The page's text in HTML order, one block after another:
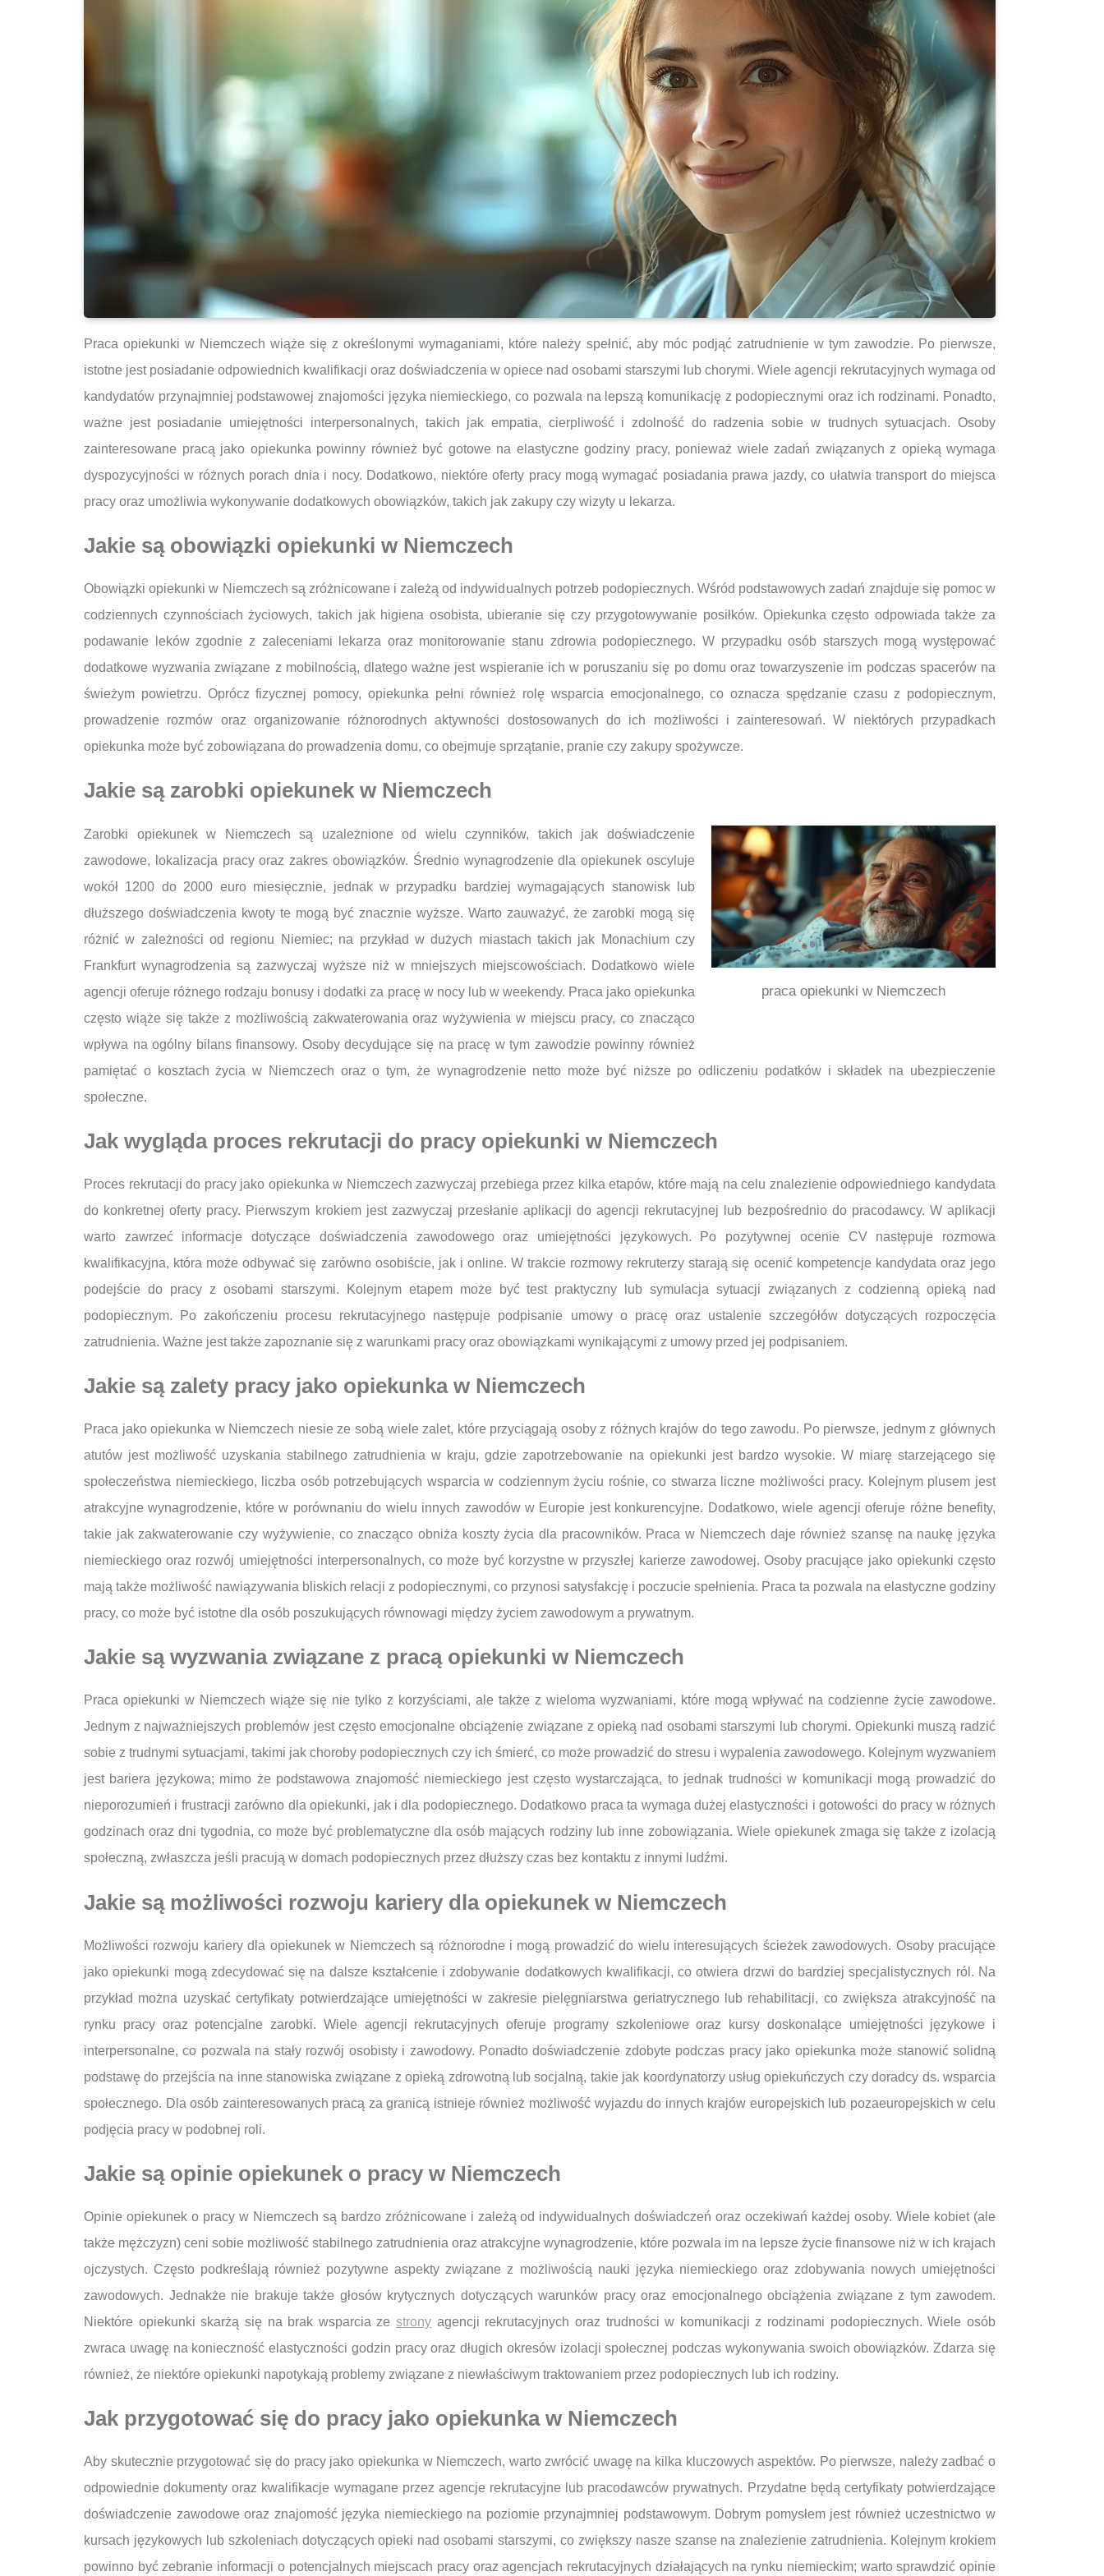
Praca opiekunki w Niemczech wiąże się z określonymi wymaganiami, które należy spełnić, aby móc podjąć zatrudnienie w tym zawodzie. Po pierwsze,
istotne jest posiadanie odpowiednich kwalifikacji oraz doświadczenia w opiece nad osobami starszymi lub chorymi. Wiele agencji rekrutacyjnych wymaga od
kandydatów przynajmniej podstawowej znajomości języka niemieckiego, co pozwala na lepszą komunikację z podopiecznymi oraz ich rodzinami. Ponadto,
ważne jest posiadanie umiejętności interpersonalnych, takich jak empatia, cierpliwość i zdolność do radzenia sobie w trudnych sytuacjach. Osoby
zainteresowane pracą jako opiekunka powinny również być gotowe na elastyczne godziny pracy, ponieważ wiele zadań związanych z opieką wymaga
dyspozycyjności w różnych porach dnia i nocy. Dodatkowo, niektóre oferty pracy mogą wymagać posiadania prawa jazdy, co ułatwia transport do miejsca
pracy oraz umożliwia wykonywanie dodatkowych obowiązków, takich jak zakupy czy wizyty u lekarza.
Jakie są obowiązki opiekunki w Niemczech
Obowiązki opiekunki w Niemczech są zróżnicowane i zależą od indywidualnych potrzeb podopiecznych. Wśród podstawowych zadań znajduje się pomoc w
codziennych czynnościach życiowych, takich jak higiena osobista, ubieranie się czy przygotowywanie posiłków. Opiekunka często odpowiada także za
podawanie leków zgodnie z zaleceniami lekarza oraz monitorowanie stanu zdrowia podopiecznego. W przypadku osób starszych mogą występować
dodatkowe wyzwania związane z mobilnością, dlatego ważne jest wspieranie ich w poruszaniu się po domu oraz towarzyszenie im podczas spacerów na
świeżym powietrzu. Oprócz fizycznej pomocy, opiekunka pełni również rolę wsparcia emocjonalnego, co oznacza spędzanie czasu z podopiecznym,
prowadzenie rozmów oraz organizowanie różnorodnych aktywności dostosowanych do ich możliwości i zainteresowań. W niektórych przypadkach
opiekunka może być zobowiązana do prowadzenia domu, co obejmuje sprzątanie, pranie czy zakupy spożywcze.
Jakie są zarobki opiekunek w Niemczech
praca opiekunki w Niemczech
Zarobki opiekunek w Niemczech są uzależnione od wielu czynników, takich jak doświadczenie
zawodowe, lokalizacja pracy oraz zakres obowiązków. Średnio wynagrodzenie dla opiekunek oscyluje
wokół 1200 do 2000 euro miesięcznie, jednak w przypadku bardziej wymagających stanowisk lub
dłuższego doświadczenia kwoty te mogą być znacznie wyższe. Warto zauważyć, że zarobki mogą się
różnić w zależności od regionu Niemiec; na przykład w dużych miastach takich jak Monachium czy
Frankfurt wynagrodzenia są zazwyczaj wyższe niż w mniejszych miejscowościach. Dodatkowo wiele
agencji oferuje różnego rodzaju bonusy i dodatki za pracę w nocy lub w weekendy. Praca jako opiekunka
często wiąże się także z możliwością zakwaterowania oraz wyżywienia w miejscu pracy, co znacząco
wpływa na ogólny bilans finansowy. Osoby decydujące się na pracę w tym zawodzie powinny również
pamiętać o kosztach życia w Niemczech oraz o tym, że wynagrodzenie netto może być niższe po odliczeniu podatków i składek na ubezpieczenie
społeczne.
Jak wygląda proces rekrutacji do pracy opiekunki w Niemczech
Proces rekrutacji do pracy jako opiekunka w Niemczech zazwyczaj przebiega przez kilka etapów, które mają na celu znalezienie odpowiedniego kandydata
do konkretnej oferty pracy. Pierwszym krokiem jest zazwyczaj przesłanie aplikacji do agencji rekrutacyjnej lub bezpośrednio do pracodawcy. W aplikacji
warto zawrzeć informacje dotyczące doświadczenia zawodowego oraz umiejętności językowych. Po pozytywnej ocenie CV następuje rozmowa
kwalifikacyjna, która może odbywać się zarówno osobiście, jak i online. W trakcie rozmowy rekruterzy starają się ocenić kompetencje kandydata oraz jego
podejście do pracy z osobami starszymi. Kolejnym etapem może być test praktyczny lub symulacja sytuacji związanych z codzienną opieką nad
podopiecznym. Po zakończeniu procesu rekrutacyjnego następuje podpisanie umowy o pracę oraz ustalenie szczegółów dotyczących rozpoczęcia
zatrudnienia. Ważne jest także zapoznanie się z warunkami pracy oraz obowiązkami wynikającymi z umowy przed jej podpisaniem.
Jakie są zalety pracy jako opiekunka w Niemczech
Praca jako opiekunka w Niemczech niesie ze sobą wiele zalet, które przyciągają osoby z różnych krajów do tego zawodu. Po pierwsze, jednym z głównych
atutów jest możliwość uzyskania stabilnego zatrudnienia w kraju, gdzie zapotrzebowanie na opiekunki jest bardzo wysokie. W miarę starzejącego się
społeczeństwa niemieckiego, liczba osób potrzebujących wsparcia w codziennym życiu rośnie, co stwarza liczne możliwości pracy. Kolejnym plusem jest
atrakcyjne wynagrodzenie, które w porównaniu do wielu innych zawodów w Europie jest konkurencyjne. Dodatkowo, wiele agencji oferuje różne benefity,
takie jak zakwaterowanie czy wyżywienie, co znacząco obniża koszty życia dla pracowników. Praca w Niemczech daje również szansę na naukę języka
niemieckiego oraz rozwój umiejętności interpersonalnych, co może być korzystne w przyszłej karierze zawodowej. Osoby pracujące jako opiekunki często
mają także możliwość nawiązywania bliskich relacji z podopiecznymi, co przynosi satysfakcję i poczucie spełnienia. Praca ta pozwala na elastyczne godziny
pracy, co może być istotne dla osób poszukujących równowagi między życiem zawodowym a prywatnym.
Jakie są wyzwania związane z pracą opiekunki w Niemczech
Praca opiekunki w Niemczech wiąże się nie tylko z korzyściami, ale także z wieloma wyzwaniami, które mogą wpływać na codzienne życie zawodowe.
Jednym z najważniejszych problemów jest często emocjonalne obciążenie związane z opieką nad osobami starszymi lub chorymi. Opiekunki muszą radzić
sobie z trudnymi sytuacjami, takimi jak choroby podopiecznych czy ich śmierć, co może prowadzić do stresu i wypalenia zawodowego. Kolejnym wyzwaniem
jest bariera językowa; mimo że podstawowa znajomość niemieckiego jest często wystarczająca, to jednak trudności w komunikacji mogą prowadzić do
nieporozumień i frustracji zarówno dla opiekunki, jak i dla podopiecznego. Dodatkowo praca ta wymaga dużej elastyczności i gotowości do pracy w różnych
godzinach oraz dni tygodnia, co może być problematyczne dla osób mających rodziny lub inne zobowiązania. Wiele opiekunek zmaga się także z izolacją
społeczną, zwłaszcza jeśli pracują w domach podopiecznych przez dłuższy czas bez kontaktu z innymi ludźmi.
Jakie są możliwości rozwoju kariery dla opiekunek w Niemczech
Możliwości rozwoju kariery dla opiekunek w Niemczech są różnorodne i mogą prowadzić do wielu interesujących ścieżek zawodowych. Osoby pracujące
jako opiekunki mogą zdecydować się na dalsze kształcenie i zdobywanie dodatkowych kwalifikacji, co otwiera drzwi do bardziej specjalistycznych ról. Na
przykład można uzyskać certyfikaty potwierdzające umiejętności w zakresie pielęgniarstwa geriatrycznego lub rehabilitacji, co zwiększa atrakcyjność na
rynku pracy oraz potencjalne zarobki. Wiele agencji rekrutacyjnych oferuje programy szkoleniowe oraz kursy doskonalące umiejętności językowe i
interpersonalne, co pozwala na stały rozwój osobisty i zawodowy. Ponadto doświadczenie zdobyte podczas pracy jako opiekunka może stanowić solidną
podstawę do przejścia na inne stanowiska związane z opieką zdrowotną lub socjalną, takie jak koordynatorzy usług opiekuńczych czy doradcy ds. wsparcia
społecznego. Dla osób zainteresowanych pracą za granicą istnieje również możliwość wyjazdu do innych krajów europejskich lub pozaeuropejskich w celu
podjęcia pracy w podobnej roli.
Jakie są opinie opiekunek o pracy w Niemczech
Opinie opiekunek o pracy w Niemczech są bardzo zróżnicowane i zależą od indywidualnych doświadczeń oraz oczekiwań każdej osoby. Wiele kobiet (ale
także mężczyzn) ceni sobie możliwość stabilnego zatrudnienia oraz atrakcyjne wynagrodzenie, które pozwala im na lepsze życie finansowe niż w ich krajach
ojczystych. Często podkreślają również pozytywne aspekty związane z możliwością nauki języka niemieckiego oraz zdobywania nowych umiejętności
zawodowych. Jednakże nie brakuje także głosów krytycznych dotyczących warunków pracy oraz emocjonalnego obciążenia związane z tym zawodem.
Niektóre opiekunki skarżą się na brak wsparcia zestrony agencji rekrutacyjnych oraz trudności w komunikacji z rodzinami podopiecznych. Wiele osób
zwraca uwagę na konieczność elastyczności godzin pracy oraz długich okresów izolacji społecznej podczas wykonywania swoich obowiązków. Zdarza się
również, że niektóre opiekunki napotykają problemy związane z niewłaściwym traktowaniem przez podopiecznych lub ich rodziny.
Jak przygotować się do pracy jako opiekunka w Niemczech
Aby skutecznie przygotować się do pracy jako opiekunka w Niemczech, warto zwrócić uwagę na kilka kluczowych aspektów. Po pierwsze, należy zadbać o
odpowiednie dokumenty oraz kwalifikacje wymagane przez agencje rekrutacyjne lub pracodawców prywatnych. Przydatne będą certyfikaty potwierdzające
doświadczenie zawodowe oraz znajomość języka niemieckiego na poziomie przynajmniej podstawowym. Dobrym pomysłem jest również uczestnictwo w
kursach językowych lub szkoleniach dotyczących opieki nad osobami starszymi, co zwiększy nasze szanse na znalezienie zatrudnienia. Kolejnym krokiem
powinno być zebranie informacji o potencjalnych miejscach pracy oraz agencjach rekrutacyjnych działających na rynku niemieckim; warto sprawdzić opinie